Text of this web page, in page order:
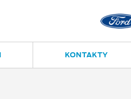
Ostrava - Vítkovice
KONTAKTY